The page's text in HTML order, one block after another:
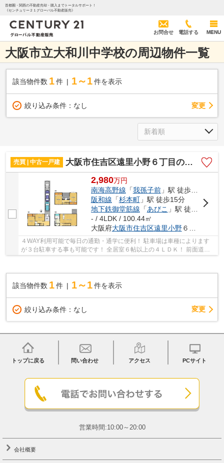
首都圏・関西の不動産売却・購入までトータルサポート！
《センチュリー２１グローバル不動産販売》
お問合せ 電話する MENU
大阪市立大和川中学校の周辺物件一覧
該当物件数 1件 1～1 件を表示
絞り込み条件： なし 変更
売買 | 中古一戸建 大阪市住吉区遠里小野６丁目の中古一戸建
2,980万円
南海高野線 「我孫子前」駅 徒歩7分
阪和線 「杉本町」駅 徒歩15分
地下鉄御堂筋線 「あびこ 」駅 徒歩23分
- / 4LDK / 100.44㎡
大阪府大阪市住吉区遠里小野６丁目
４WAY利用可能で毎日の通勤・通学に便利！ 駐車場は車種によります
が３台駐車する事も可能です！ 全居室６帖以上の４ＬＤＫ！ 前面道路
該当物件数 1件 1～1 件を表示
絞り込み条件： なし 変更
トップに戻る 問い合わせ アクセス PCサイト
営業時間:10:00～20:00
会社概要